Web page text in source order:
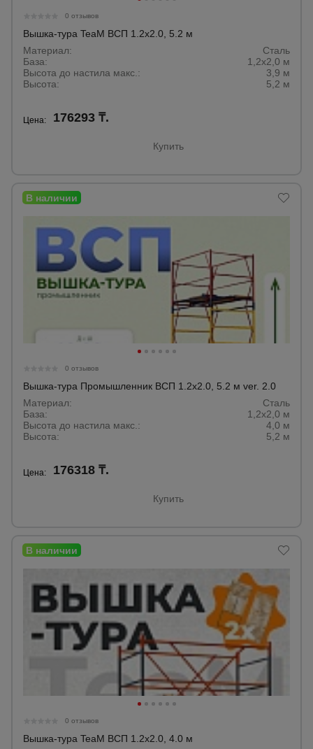
0 отзывов
Вышка-тура TeaM ВСП 1.2х2.0, 5.2 м
Материал:
Сталь­
База:
1,2х2,0 м
Высота до настила макс.:
3,9 м­
Высота:
5,2 м­
Цена: 176293 ₸.
Купить
0 отзывов
Вышка-тура Промышленник ВСП 1.2х2.0, 5.2 м ver. 2.0
Материал:
Сталь­
База:
1,2х2,0 м
Высота до настила макс.:
4,0 м­
Высота:
5,2 м­
Цена: 176318 ₸.
Купить
0 отзывов
Вышка-тура TeaM ВСП 1.2х2.0, 4.0 м